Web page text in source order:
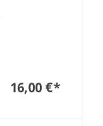
16,00 €*